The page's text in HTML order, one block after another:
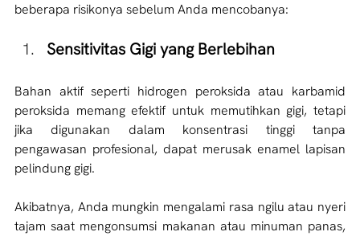
beberapa risikonya sebelum Anda mencobanya:
Sensitivitas Gigi yang Berlebihan
Bahan aktif seperti hidrogen peroksida atau karbamid
peroksida memang efektif untuk memutihkan gigi, tetapi
jika digunakan dalam konsentrasi tinggi tanpa
pengawasan profesional, dapat merusak enamel lapisan
pelindung gigi.
Akibatnya, Anda mungkin mengalami rasa ngilu atau nyeri
tajam saat mengonsumsi makanan atau minuman panas,